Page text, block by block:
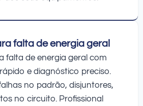
falta de energia geral
falta de energia geral com
e diagnóstico preciso.
no padrão, disjuntores,
no circuito. Profissional